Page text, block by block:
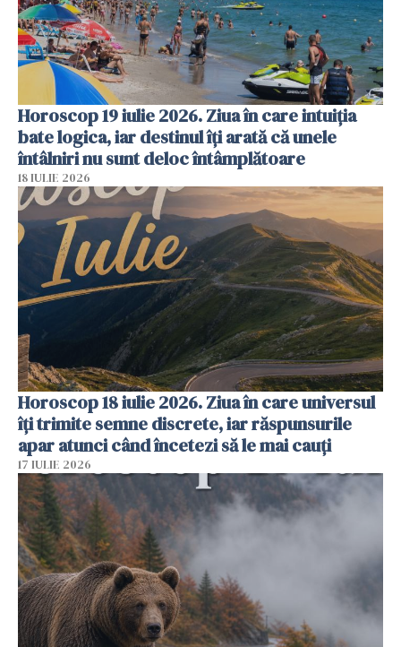
Horoscop 19 iulie 2026. Ziua în care intuiția
bate logica, iar destinul îți arată că unele
întâlniri nu sunt deloc întâmplătoare
18 IULIE 2026
Horoscop 18 iulie 2026. Ziua în care universul
îți trimite semne discrete, iar răspunsurile
apar atunci când încetezi să le mai cauți
17 IULIE 2026